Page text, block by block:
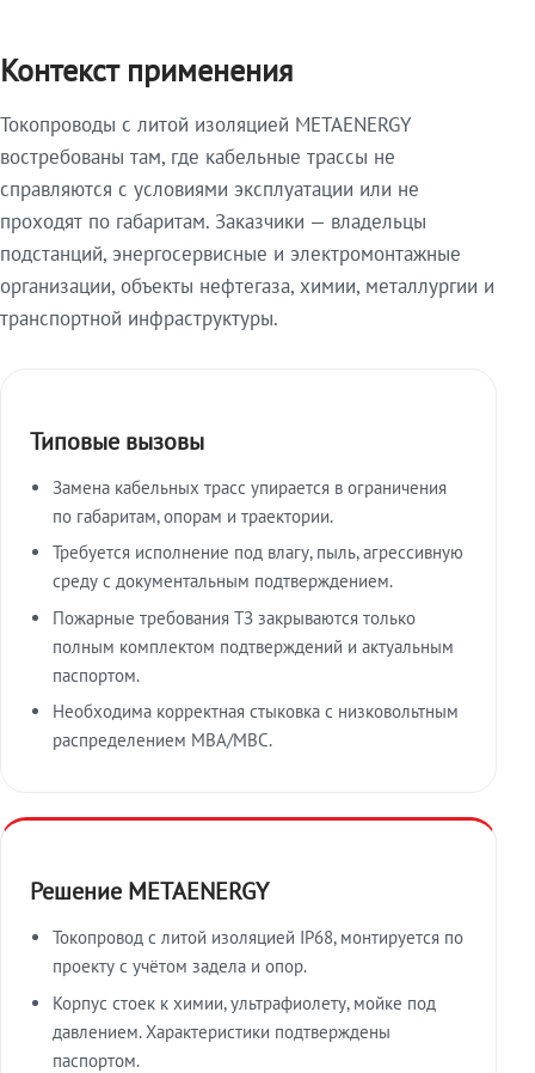
Контекст применения
Токопроводы с литой изоляцией METAENERGY
востребованы там, где кабельные трассы не
справляются с условиями эксплуатации или не
проходят по габаритам. Заказчики — владельцы
подстанций, энергосервисные и электромонтажные
организации, объекты нефтегаза, химии, металлургии и
транспортной инфраструктуры.
Типовые вызовы
Замена кабельных трасс упирается в ограничения
по габаритам, опорам и траектории.
Требуется исполнение под влагу, пыль, агрессивную
среду с документальным подтверждением.
Пожарные требования ТЗ закрываются только
полным комплектом подтверждений и актуальным
паспортом.
Необходима корректная стыковка с низковольтным
распределением МВА/МВС.
Решение METAENERGY
Токопровод с литой изоляцией IP68, монтируется по
проекту с учётом задела и опор.
Корпус стоек к химии, ультрафиолету, мойке под
давлением. Характеристики подтверждены
паспортом.